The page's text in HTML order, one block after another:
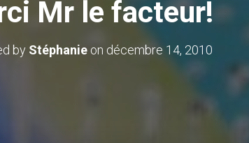
Mr le facteur!
by Stéphanieon décembre 14, 2010